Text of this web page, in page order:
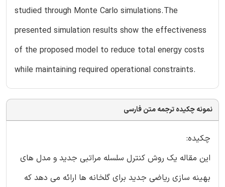
studied through Monte Carlo simulations.The
presented simulation results show the effectiveness
of the proposed model to reduce total energy costs
while maintaining required operational constraints.
نمونه چکیده ترجمه متن فارسی
چکیده:
این مقاله یک روش کنترل سلسله مراتبی جدید و مدل های
بهینه سازی ریاضی جدید برای گلخانه ها ارائه می دهد که